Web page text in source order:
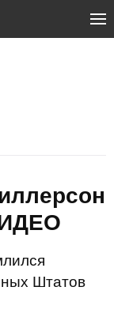
Штатов